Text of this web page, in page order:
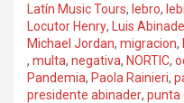
Latín Music Tours, lebro,
Locutor Henry, Luis
Michael Jordan, migracion,
, multa, negativa, NORTIC,
Pandemia, Paola Rainieri,
presidente abinader, punta